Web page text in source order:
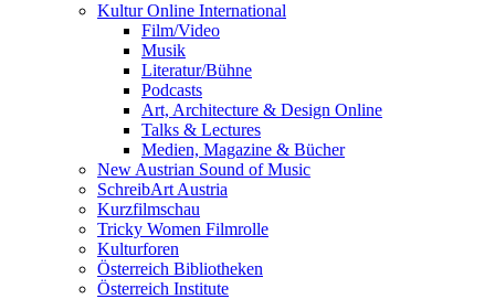
Kultur Online International
Film/Video
Musik
Literatur/Bühne
Podcasts
Art, Architecture & Design Online
Talks & Lectures
Medien, Magazine & Bücher
New Austrian Sound of Music
SchreibArt Austria
Kurzfilmschau
Tricky Women Filmrolle
Kulturforen
Österreich Bibliotheken
Österreich Institute